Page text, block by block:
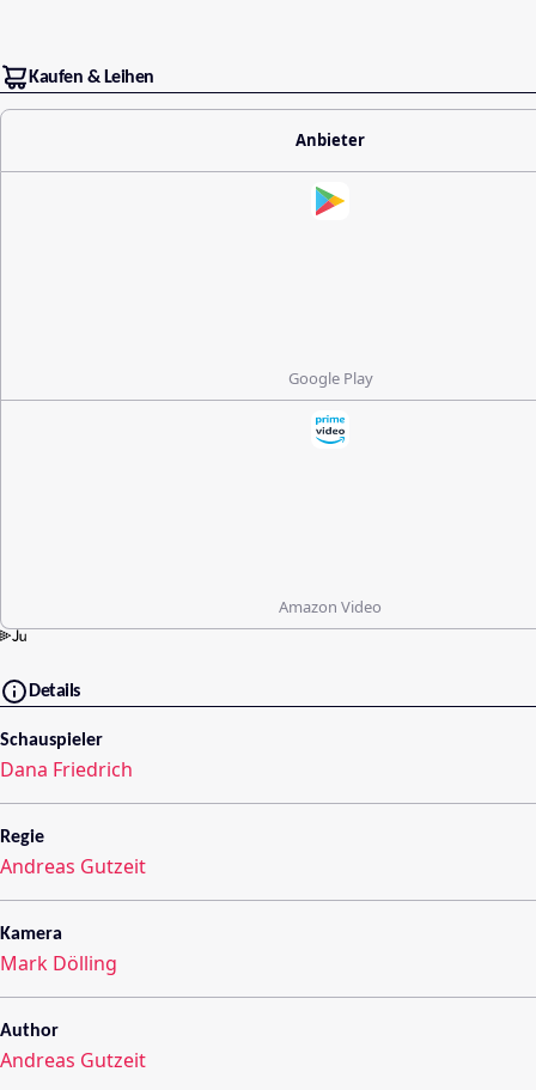
Kaufen & Leihen
Anbieter
Google Play
Amazon Video
Details
Schauspieler
Dana Friedrich
Regie
Andreas Gutzeit
Kamera
Mark Dölling
Author
Andreas Gutzeit